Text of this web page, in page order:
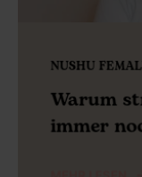
NUSHU
Warum
immer